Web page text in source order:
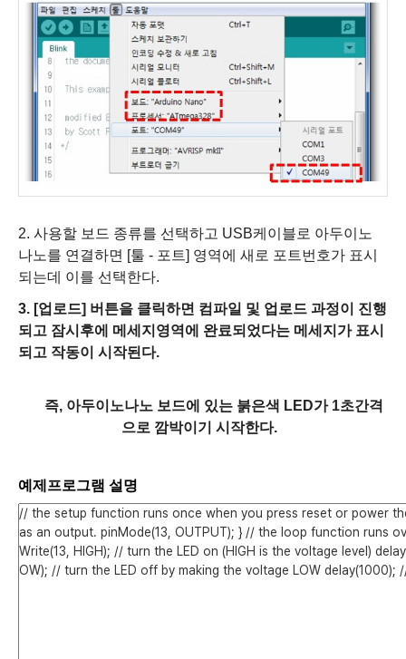
2. 사용할 보드 종류를 선택하고 USB케이블로 아두이노
나노를 연결하면 [툴 - 포트] 영역에 새로 포트번호가 표시
되는데 이를 선택한다.
3. [업로드] 버튼을 클릭하면 컴파일 및 업로드 과정이 진행
되고 잠시후에 메세지영역에 완료되었다는 메세지가 표시
되고 작동이 시작된다.
즉, 아두이노나노 보드에 있는 붉은색 LED가 1초간격
으로 깜박이기 시작한다.
예제프로그램 설명